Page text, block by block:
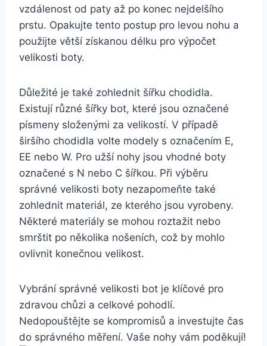
vzdálenost od paty až po konec nejdelšího
prstu. Opakujte tento postup pro levou nohu a
použijte větší získanou délku pro výpočet
velikosti boty.
Důležité je také zohlednit šířku chodidla.
Existují různé šířky bot, které jsou označené
písmeny složenými za velikostí. V případě
širšího chodidla volte modely s označením E,
EE nebo W. Pro užší nohy jsou vhodné boty
označené s N nebo C šířkou. Při výběru
správné velikosti boty nezapomeňte také
zohlednit materiál, ze kterého jsou vyrobeny.
Některé materiály se mohou roztažit nebo
smrštit po několika nošeních, což by mohlo
ovlivnit konečnou velikost.
Vybrání správné velikosti bot je klíčové pro
zdravou chůzi a celkové pohodlí.
Nedopouštějte se kompromisů a investujte čas
do správného měření. Vaše nohy vám poděkují!